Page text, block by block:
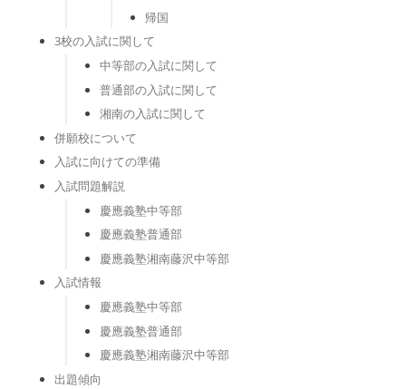
帰国
3校の入試に関して
中等部の入試に関して
普通部の入試に関して
湘南の入試に関して
併願校について
入試に向けての準備
入試問題解説
慶應義塾中等部
慶應義塾普通部
慶應義塾湘南藤沢中等部
入試情報
慶應義塾中等部
慶應義塾普通部
慶應義塾湘南藤沢中等部
出題傾向